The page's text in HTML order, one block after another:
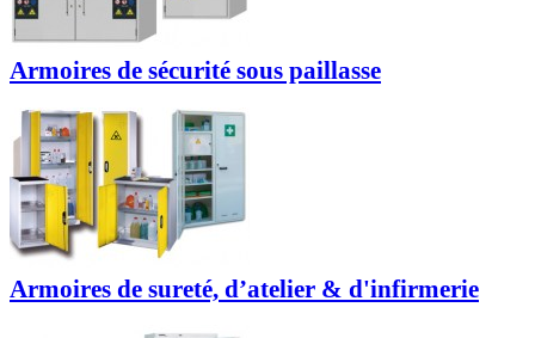
Armoires de sécurité sous paillasse
Armoires de sureté, d’atelier & d'infirmerie